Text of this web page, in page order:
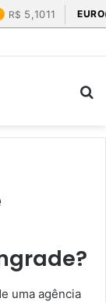
5,1011
pena
uma agência